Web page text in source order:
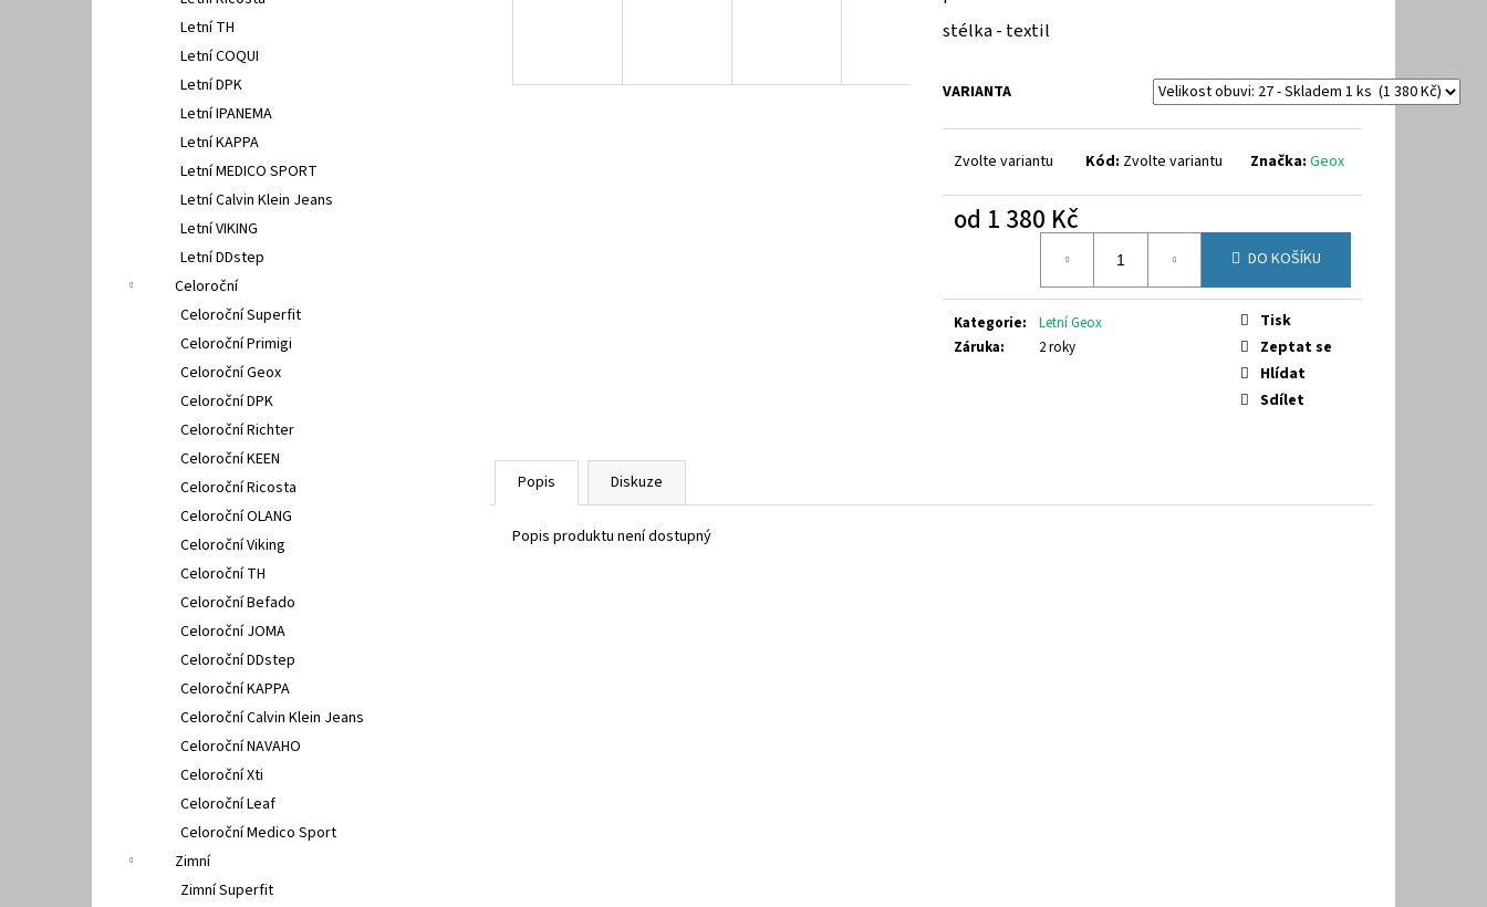
Letní TH
Letní COQUI
Letní DPK
Letní IPANEMA
Letní KAPPA
Letní MEDICO SPORT
Letní Calvin Klein Jeans
Letní VIKING
Letní DDstep
Celoroční
Celoroční Superfit
Celoroční Primigi
Celoroční Geox
Celoroční DPK
Celoroční Richter
Celoroční KEEN
Celoroční Ricosta
Celoroční OLANG
Celoroční Viking
Celoroční TH
Celoroční Befado
Celoroční JOMA
Celoroční DDstep
Celoroční KAPPA
Celoroční Calvin Klein Jeans
Celoroční NAVAHO
Celoroční Xti
Celoroční Leaf
Celoroční Medico Sport
Zimní
Zimní Superfit
stélka - textil
VARIANTA
Zvolte variantu Kód: Zvolte variantu Značka:Geox
od 1 380 Kč
DO KOŠÍKU
Kategorie:
Letní Geox
Záruka: 2 roky
Tisk
Zeptat se
Hlídat
Sdílet
Popis Diskuze
Popis produktu není dostupný
2 500 Kč